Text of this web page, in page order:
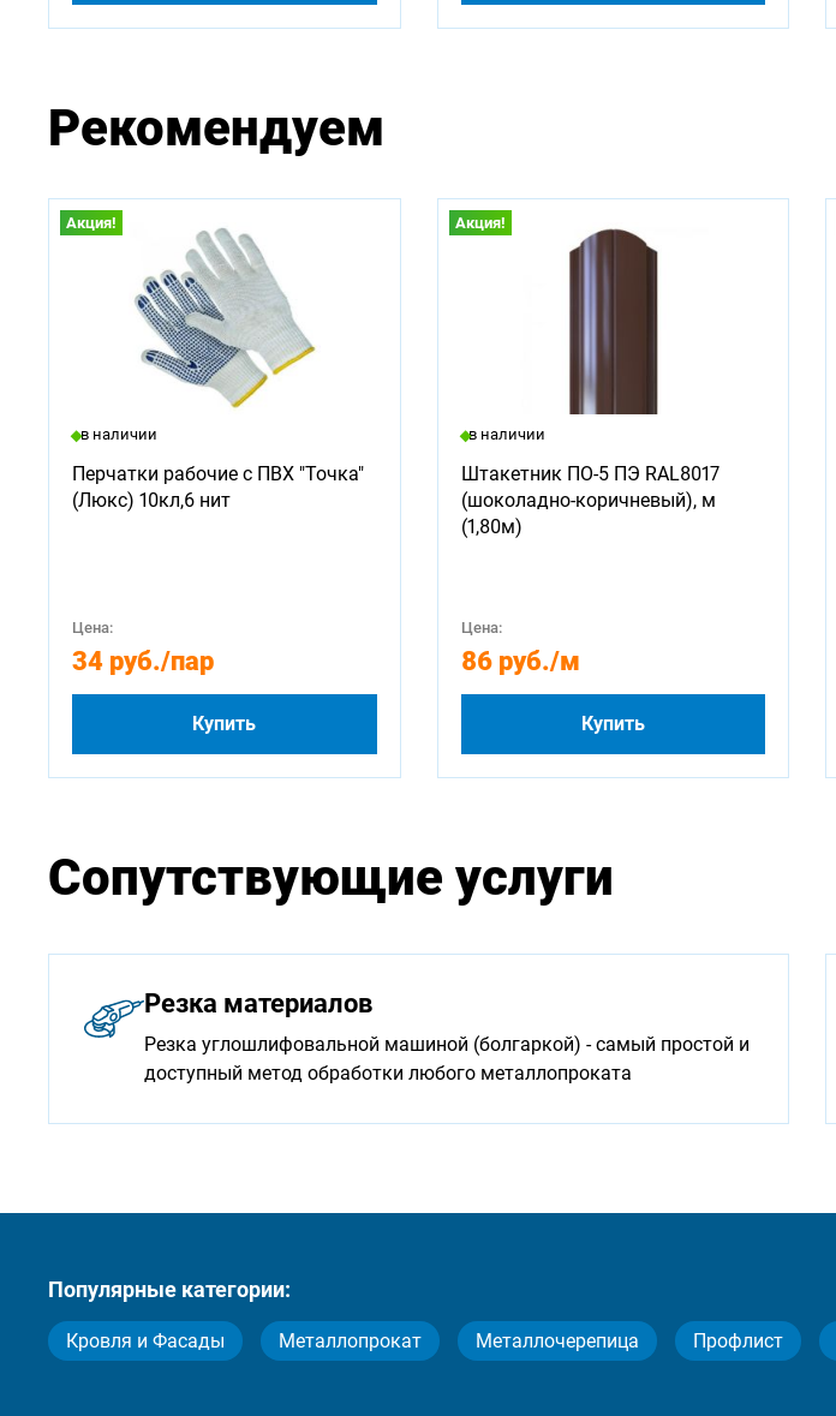
Рекомендуем
Акция!
в наличии
Перчатки рабочие с ПВХ "Точка"
(Люкс) 10кл,6 нит
Цена:
34 руб./пар
Купить
Акция!
в наличии
Штакетник ПО-5 ПЭ RAL8017
(шоколадно-коричневый), м
(1,80м)
Цена:
86 руб./м
Купить
Сопутствующие услуги
Резка материалов
Резка углошлифовальной машиной (болгаркой) - самый простой и
доступный метод обработки любого металлопроката
Популярные категории:
Кровля и Фасады Металлопрокат Металлочерепица Профлист